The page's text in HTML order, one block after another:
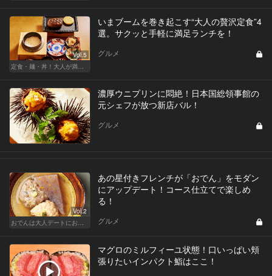
Vol.5
定食・麺・丼！大人が満足できるサクッとグルメ
いまブームを巻き起こす“大人の贅沢定食”4
選。サクッと手軽に満足ランチを！
グルメ
濃厚ウニプリンに悶絶！日本国総領事館の
元シェフが放つ新店バル！
グルメ
Vol.2
おでんは大人デートにおすすめ！ふたりで温まろう
あの星付きフレンチが「おでん」をモダン
にアップデート！コース仕立てで楽しめ
る！
グルメ
マグロのミルフィーユ状態！口いっぱい頬
張りたいインパクト鮨はここ！